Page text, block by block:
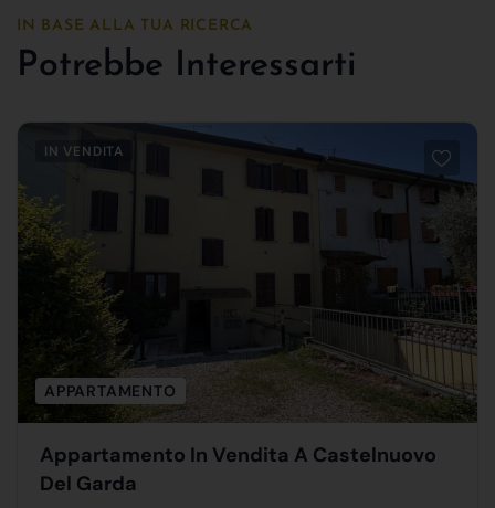
IN BASE ALLA TUA RICERCA
Potrebbe Interessarti
IN VENDITA
APPARTAMENTO
Appartamento In Vendita A Castelnuovo
Del Garda